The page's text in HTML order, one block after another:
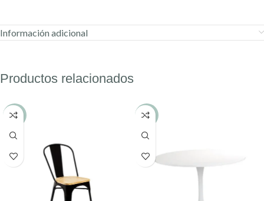
Información adicional
Productos relacionados
-25% -17%